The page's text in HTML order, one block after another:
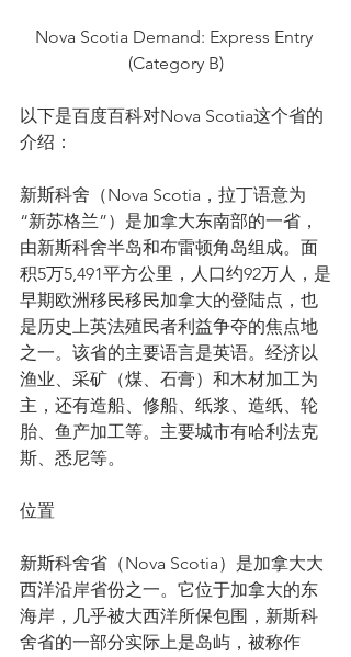
Nova Scotia Demand: Express Entry
(Category B)
以下是百度百科对Nova Scotia这个省的
介绍：
新斯科舍（Nova Scotia，拉丁语意为
“新苏格兰”）是加拿大东南部的一省，
由新斯科舍半岛和布雷顿角岛组成。面
积5万5,491平方公里，人口约92万人，是
早期欧洲移民移民加拿大的登陆点，也
是历史上英法殖民者利益争夺的焦点地
之一。该省的主要语言是英语。经济以
渔业、采矿（煤、石膏）和木材加工为
主，还有造船、修船、纸浆、造纸、轮
胎、鱼产加工等。主要城市有哈利法克
斯、悉尼等。
位置
新斯科舍省（Nova Scotia）是加拿大大
西洋沿岸省份之一。它位于加拿大的东
海岸，几乎被大西洋所保包围，新斯科
舍省的一部分实际上是岛屿，被称作